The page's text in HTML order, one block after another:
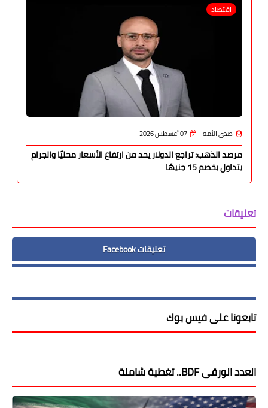
اقتصاد
صدى الأمة 07 أغسطس 2026
مرصد الذهب: تراجع الدولار يحد من ارتفاع الأسعار محليًا والجرام
يتداول بخصم 15 جنيهًا
تعليقات
تعليقات Facebook
تابعونا على فيس بوك
العدد الورقى BDF.. تغطية شاملة